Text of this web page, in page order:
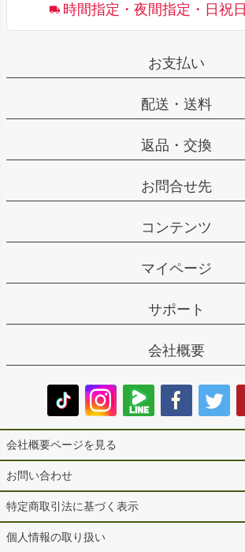
時間指定・夜間指定・日祝
お支払い
配送・送料
返品・交換
お問合せ先
コンテンツ
マイページ
サポート
会社概要
会社概要ページを見る
お問い合わせ
特定商取引法に基づく表示
個人情報の取り扱い